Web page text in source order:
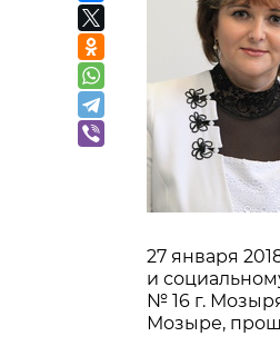
27 января
и
№ 16 г.
Мозыре,